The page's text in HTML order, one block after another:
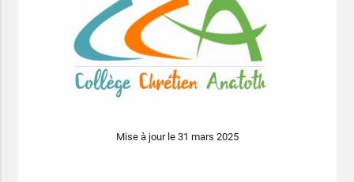
Mise à jour le 31 mars 2025